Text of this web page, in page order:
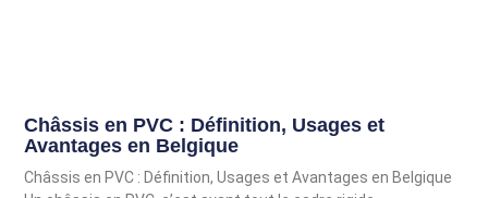
Châssis en PVC : Définition, Usages et
Avantages en Belgique
Châssis en PVC : Définition, Usages et Avantages en Belgique